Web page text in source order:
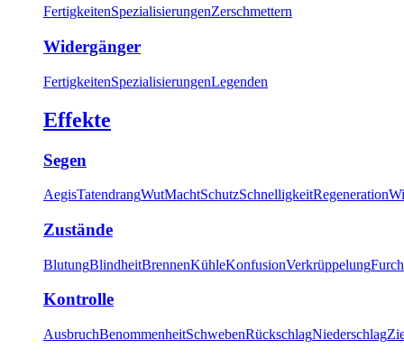
FertigkeitenSpezialisierungenZerschmettern
Widergänger
FertigkeitenSpezialisierungenLegenden
Effekte
Segen
AegisTatendrangWutMachtSchutzSchnelligkeitRegeneration
Zustände
BlutungBlindheitBrennenKühleKonfusionVerkrüppelung
Kontrolle
AusbruchBenommenheitSchwebenRückschlagNiederschlag